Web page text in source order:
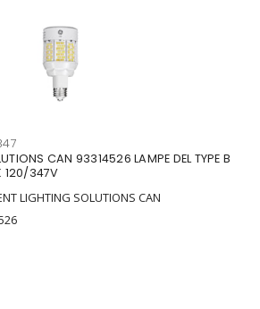
CAN 93314526 LAMPE DEL TYPE B
120/347V
LIGHTING SOLUTIONS CAN